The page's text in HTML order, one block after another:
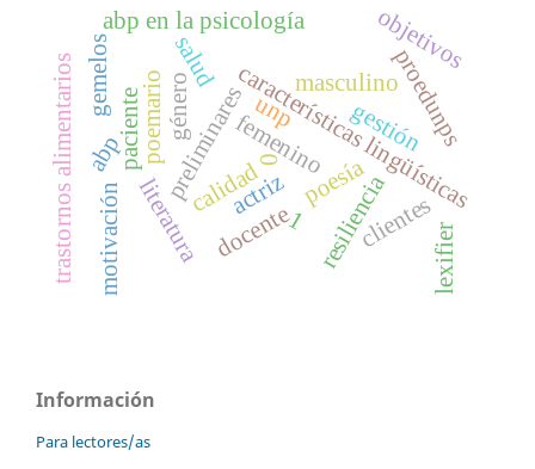
preliminares poesía
literatura
poemario características lingüísticas
género
actriz
masculino
femenino
0
calidad
salud
paciente gestión
abp
abp en la psicología
gemelos
trastornos alimentarios resiliencia
1
motivación docente
proedunps
unp
clientes
objetivos
lexifier
Información
Para lectores/as